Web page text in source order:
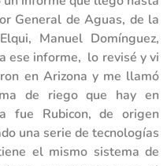
General de Aguas, de la
Manuel Domínguez,
ese informe, lo revisé y vi
en Arizona y me llamó
de riego que hay en
fue Rubicon, de origen
una serie de tecnologías
el mismo sistema de